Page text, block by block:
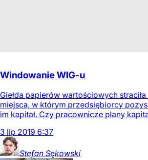
Windowanie WIG-u
Giełda papierów wartościowych
miejsca, w którym przedsiębiorcy
im kapitał. Czy pracownicze plany
3 lip 2019 6:37
Stefan Sękowski